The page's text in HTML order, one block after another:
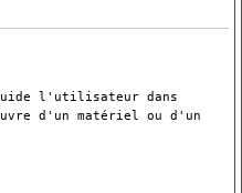
guide l'utilisateur dans
d'un matériel ou d'un